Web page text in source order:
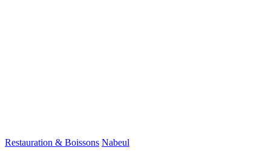
Restauration & Boissons Nabeul